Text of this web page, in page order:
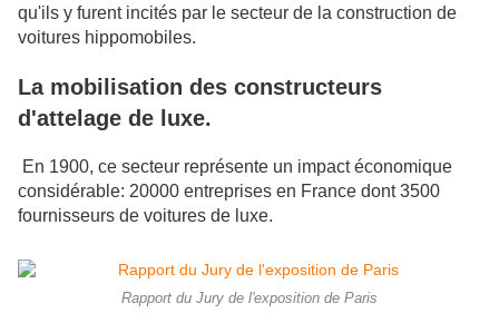
qu'ils y furent incités par le secteur de la construction de
voitures hippomobiles.
La mobilisation des constructeurs
d'attelage de luxe.
En 1900, ce secteur représente un impact économique
considérable: 20000 entreprises en France dont 3500
fournisseurs de voitures de luxe.
Rapport du Jury de l'exposition de Paris